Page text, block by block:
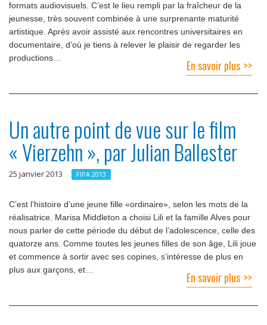
formats audiovisuels. C’est le lieu rempli par la fraîcheur de la
jeunesse, très souvent combinée à une surprenante maturité
artistique. Après avoir assisté aux rencontres universitaires en
documentaire, d’où je tiens à relever le plaisir de regarder les
productions…
En savoir plus
Un autre point de vue sur le film
« Vierzehn », par Julian Ballester
25 janvier 2013 FIPA 2013
Cʼest lʼhistoire dʼune jeune fille «ordinaire», selon les mots de la
réalisatrice. Marisa Middleton a choisi Lili et la famille Alves pour
nous parler de cette période du début de lʼadolescence, celle des
quatorze ans. Comme toutes les jeunes filles de son âge, Lili joue
et commence à sortir avec ses copines, sʼintéresse de plus en
plus aux garçons, et…
En savoir plus